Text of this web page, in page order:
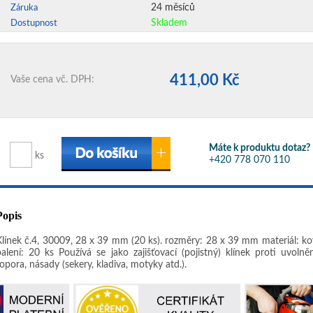
Záruka 24 měsíců
Dostupnost Skladem
Vaše cena vč. DPH: 411,00 Kč
ks
Máte k produktu dotaz?
+420 778 070 110
č.4, 30009, 28 x 39 mm (20 ks). rozměry: 28 x 39 mm materiál:
20 ks Používá se jako zajišťovací (pojistný) klínek proti
násady (sekery, kladiva, motyky atd.).